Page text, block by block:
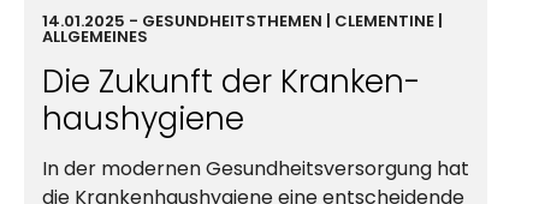
14.01.2025 - GESUND­HEITSTHEMEN | CLEMENTINE
ALLGEMEINES
Die Zukunft der Kranken­
haushygiene
In der modernenGesund­heitsversorgung hat
die Kranken­haushygiene eine entscheidende